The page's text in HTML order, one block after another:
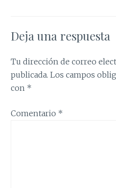
Deja una respuesta
Tu dirección de correo
publicada. Los campos
con *
Comentario *